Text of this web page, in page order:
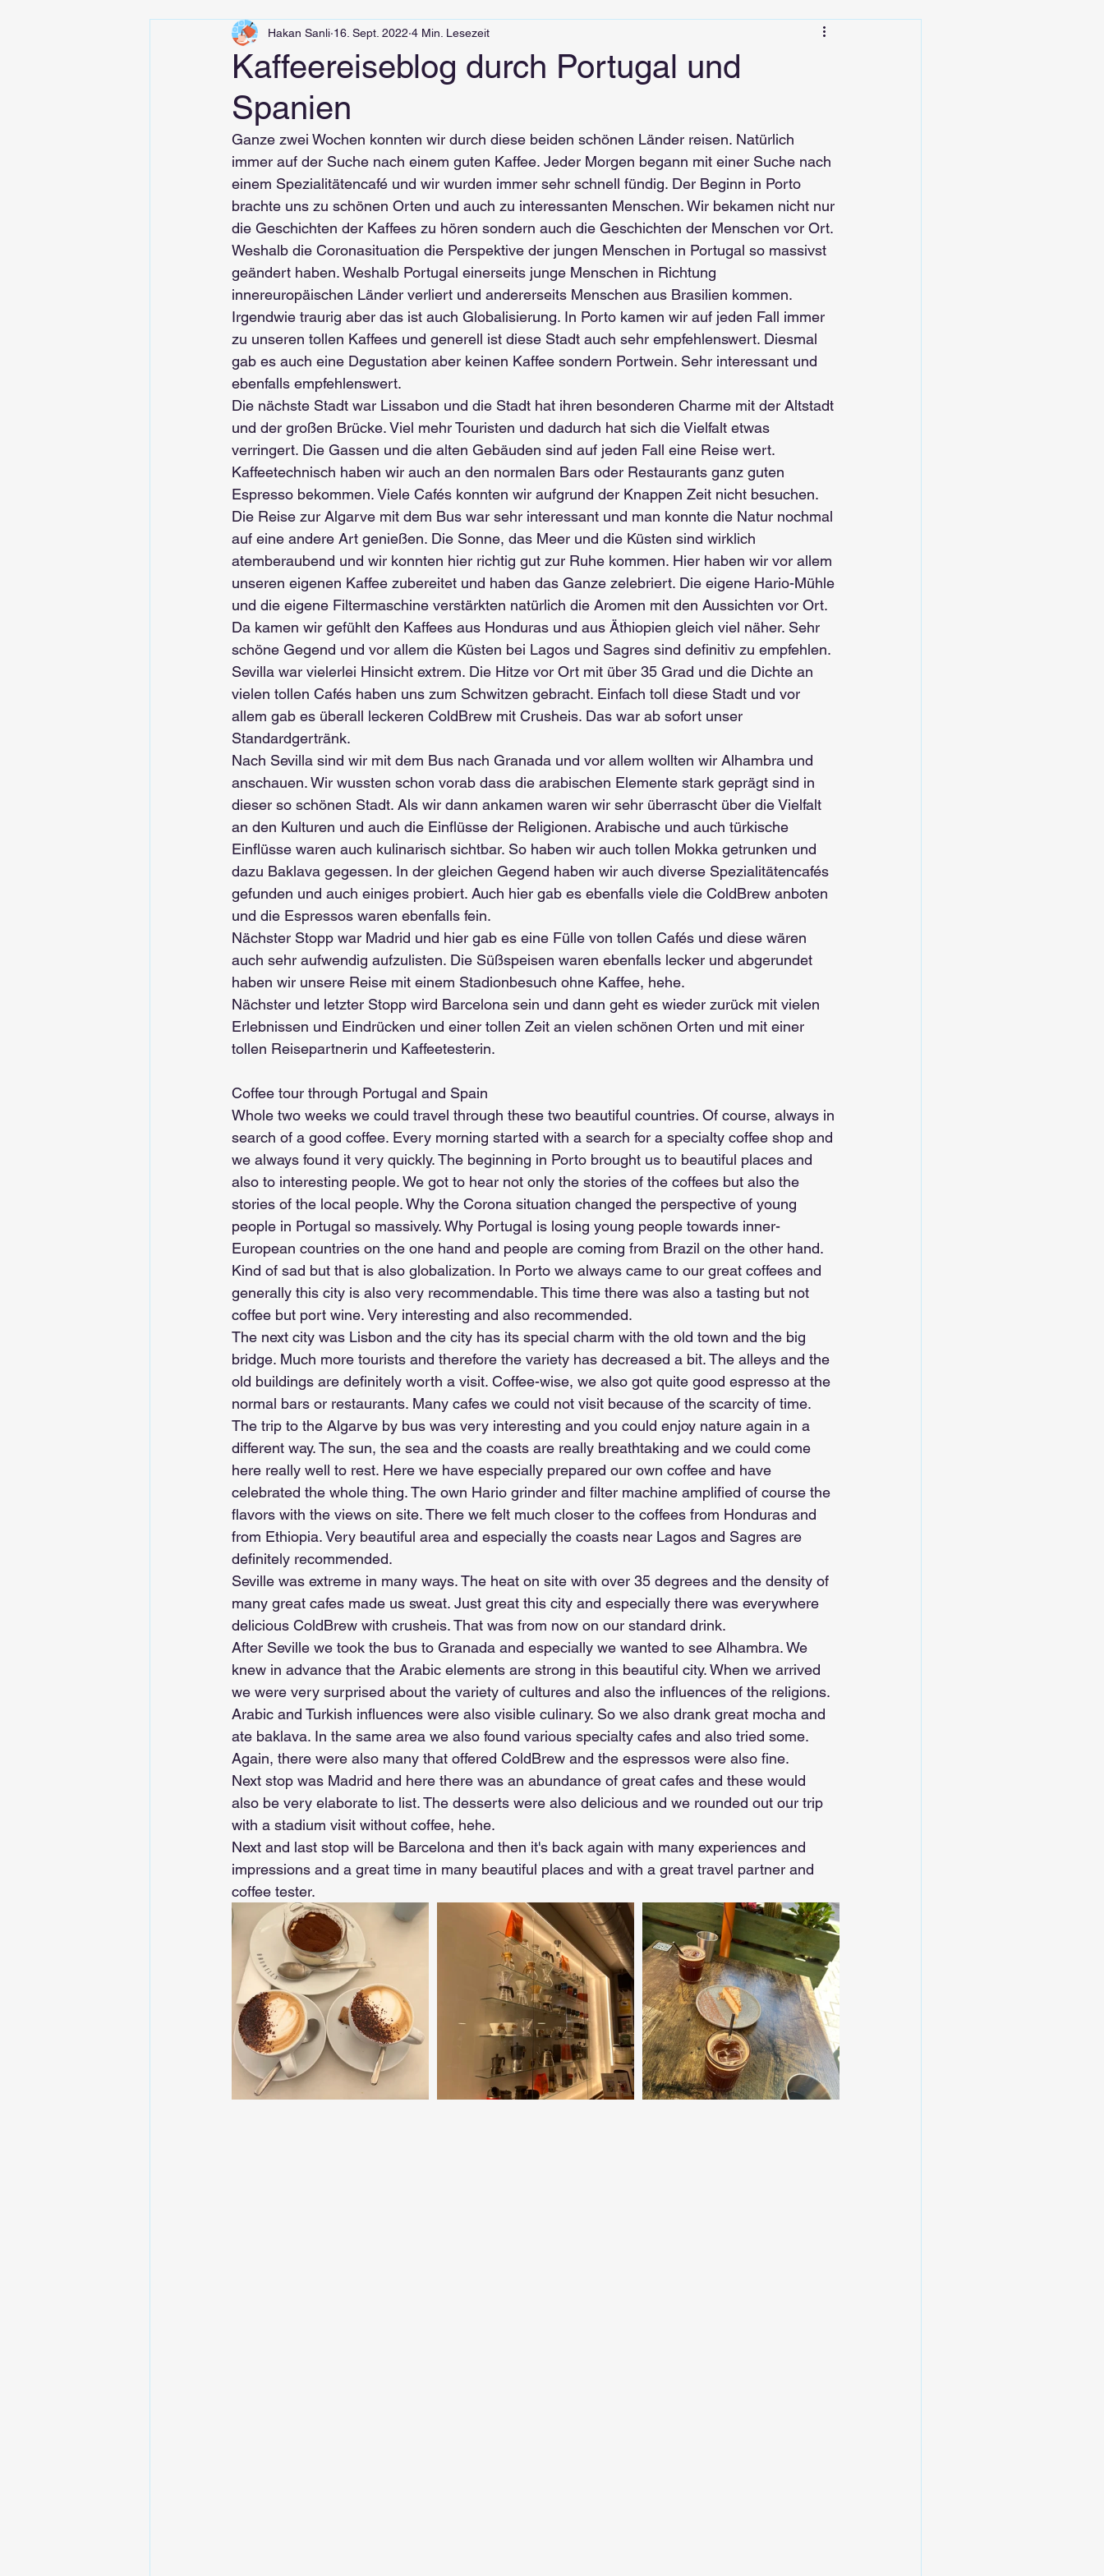
Kaffeereiseblog durch Portugal und
Spanien
Hakan Sanli 16. Sept. 2022 4 Min. Lesezeit
Ganze zwei Wochen konnten wir durch diese beiden schönen Länder reisen. Natürlich
immer auf der Suche nach einem guten Kaffee. Jeder Morgen begann mit einer Suche nach
einem Spezialitätencafé und wir wurden immer sehr schnell fündig. Der Beginn in Porto
brachte uns zu schönen Orten und auch zu interessanten Menschen. Wir bekamen nicht nur
die Geschichten der Kaffees zu hören sondern auch die Geschichten der Menschen vor Ort.
Weshalb die Coronasituation die Perspektive der jungen Menschen in Portugal so massivst
geändert haben. Weshalb Portugal einerseits junge Menschen in Richtung
innereuropäischen Länder verliert und andererseits Menschen aus Brasilien kommen.
Irgendwie traurig aber das ist auch Globalisierung. In Porto kamen wir auf jeden Fall immer
zu unseren tollen Kaffees und generell ist diese Stadt auch sehr empfehlenswert. Diesmal
gab es auch eine Degustation aber keinen Kaffee sondern Portwein. Sehr interessant und
ebenfalls empfehlenswert.
Die nächste Stadt war Lissabon und die Stadt hat ihren besonderen Charme mit der Altstadt
und der großen Brücke. Viel mehr Touristen und dadurch hat sich die Vielfalt etwas
verringert. Die Gassen und die alten Gebäuden sind auf jeden Fall eine Reise wert.
Kaffeetechnisch haben wir auch an den normalen Bars oder Restaurants ganz guten
Espresso bekommen. Viele Cafés konnten wir aufgrund der Knappen Zeit nicht besuchen.
Die Reise zur Algarve mit dem Bus war sehr interessant und man konnte die Natur nochmal
auf eine andere Art genießen. Die Sonne, das Meer und die Küsten sind wirklich
atemberaubend und wir konnten hier richtig gut zur Ruhe kommen. Hier haben wir vor allem
unseren eigenen Kaffee zubereitet und haben das Ganze zelebriert. Die eigene Hario-Mühle
und die eigene Filtermaschine verstärkten natürlich die Aromen mit den Aussichten vor Ort.
Da kamen wir gefühlt den Kaffees aus Honduras und aus Äthiopien gleich viel näher. Sehr
schöne Gegend und vor allem die Küsten bei Lagos und Sagres sind definitiv zu empfehlen.
Sevilla war vielerlei Hinsicht extrem. Die Hitze vor Ort mit über 35 Grad und die Dichte an
vielen tollen Cafés haben uns zum Schwitzen gebracht. Einfach toll diese Stadt und vor
allem gab es überall leckeren ColdBrew mit Crusheis. Das war ab sofort unser
Standardgertränk.
Nach Sevilla sind wir mit dem Bus nach Granada und vor allem wollten wir Alhambra und
anschauen. Wir wussten schon vorab dass die arabischen Elemente stark geprägt sind in
dieser so schönen Stadt. Als wir dann ankamen waren wir sehr überrascht über die Vielfalt
an den Kulturen und auch die Einflüsse der Religionen. Arabische und auch türkische
Einflüsse waren auch kulinarisch sichtbar. So haben wir auch tollen Mokka getrunken und
dazu Baklava gegessen. In der gleichen Gegend haben wir auch diverse Spezialitätencafés
gefunden und auch einiges probiert. Auch hier gab es ebenfalls viele die ColdBrew anboten
und die Espressos waren ebenfalls fein.
Nächster Stopp war Madrid und hier gab es eine Fülle von tollen Cafés und diese wären
auch sehr aufwendig aufzulisten. Die Süßspeisen waren ebenfalls lecker und abgerundet
haben wir unsere Reise mit einem Stadionbesuch ohne Kaffee, hehe.
Nächster und letzter Stopp wird Barcelona sein und dann geht es wieder zurück mit vielen
Erlebnissen und Eindrücken und einer tollen Zeit an vielen schönen Orten und mit einer
tollen Reisepartnerin und Kaffeetesterin.
Coffee tour through Portugal and Spain
Whole two weeks we could travel through these two beautiful countries. Of course, always in
search of a good coffee. Every morning started with a search for a specialty coffee shop and
we always found it very quickly. The beginning in Porto brought us to beautiful places and
also to interesting people. We got to hear not only the stories of the coffees but also the
stories of the local people. Why the Corona situation changed the perspective of young
people in Portugal so massively. Why Portugal is losing young people towards inner-
European countries on the one hand and people are coming from Brazil on the other hand.
Kind of sad but that is also globalization. In Porto we always came to our great coffees and
generally this city is also very recommendable. This time there was also a tasting but not
coffee but port wine. Very interesting and also recommended.
The next city was Lisbon and the city has its special charm with the old town and the big
bridge. Much more tourists and therefore the variety has decreased a bit. The alleys and the
old buildings are definitely worth a visit. Coffee-wise, we also got quite good espresso at the
normal bars or restaurants. Many cafes we could not visit because of the scarcity of time.
The trip to the Algarve by bus was very interesting and you could enjoy nature again in a
different way. The sun, the sea and the coasts are really breathtaking and we could come
here really well to rest. Here we have especially prepared our own coffee and have
celebrated the whole thing. The own Hario grinder and filter machine amplified of course the
flavors with the views on site. There we felt much closer to the coffees from Honduras and
from Ethiopia. Very beautiful area and especially the coasts near Lagos and Sagres are
definitely recommended.
Seville was extreme in many ways. The heat on site with over 35 degrees and the density of
many great cafes made us sweat. Just great this city and especially there was everywhere
delicious ColdBrew with crusheis. That was from now on our standard drink.
After Seville we took the bus to Granada and especially we wanted to see Alhambra. We
knew in advance that the Arabic elements are strong in this beautiful city. When we arrived
we were very surprised about the variety of cultures and also the influences of the religions.
Arabic and Turkish influences were also visible culinary. So we also drank great mocha and
ate baklava. In the same area we also found various specialty cafes and also tried some.
Again, there were also many that offered ColdBrew and the espressos were also fine.
Next stop was Madrid and here there was an abundance of great cafes and these would
also be very elaborate to list. The desserts were also delicious and we rounded out our trip
with a stadium visit without coffee, hehe.
Next and last stop will be Barcelona and then it's back again with many experiences and
impressions and a great time in many beautiful places and with a great travel partner and
coffee tester.